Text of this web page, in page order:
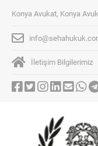
Konya Avukat, Konya
İletişim Bilgilerimiz